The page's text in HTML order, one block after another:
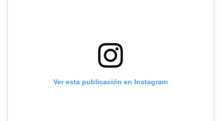
Ver esta publicación en Instagram